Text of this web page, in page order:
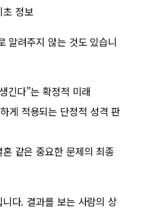
초 정보
알려주지 않는 것도 있습니
긴다”는 확정적 미래
게 적용되는 단정적 성격 판
같은 중요한 문제의 최종
다. 결과를 보는 사람의 상